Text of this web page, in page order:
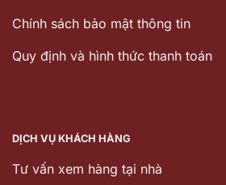
Chính sách bảo mật thông tin
Quy định và hình thức thanh toán
DỊCH VỤ KHÁCH HÀNG
Tư vấn xem hàng tại nhà